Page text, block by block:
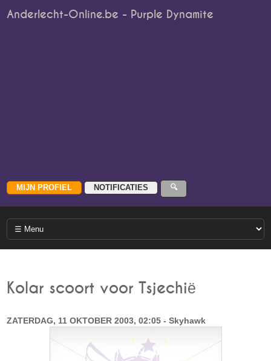
Anderlecht-Online.be - Purple Dynamite
Kolar scoort voor Tsjechië
ZATERDAG, 11 OKTOBER 2003, 02:05 - Skyhawk